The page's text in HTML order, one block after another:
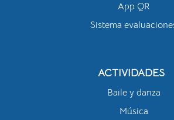
App QR
Sistema
ACTIVIDADES
Baile y danza
Música